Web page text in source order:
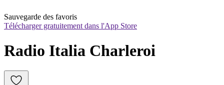
Sauvegarde des favoris
Télécharger gratuitement dans l'App Store
Radio Italia Charleroi